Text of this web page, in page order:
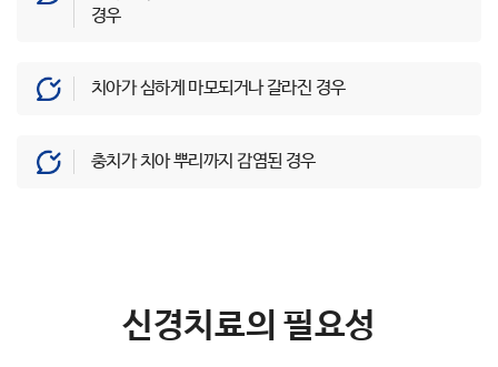
경우
치아가 심하게 마모되거나 갈라진 경우
충치가 치아 뿌리까지 감염된 경우
신경치료의 필요성